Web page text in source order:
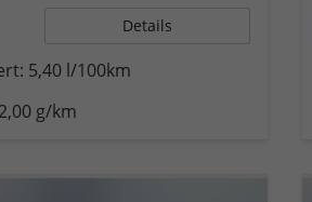
Details
5,40 l/100km
g/km